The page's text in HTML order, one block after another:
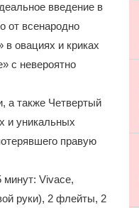
введение в
от всенародно
в овациях и криках
с невероятно
а также Четвертый
и уникальных
правую
минут: Vivace,
руки), 2 флейты, 2